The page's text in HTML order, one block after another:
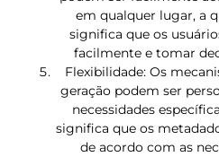
em qualquer lugar, a
significa que os
facilmente e tomar
Flexibilidade: Os
geração podem ser
necessidades
significa que os
de acordo com as